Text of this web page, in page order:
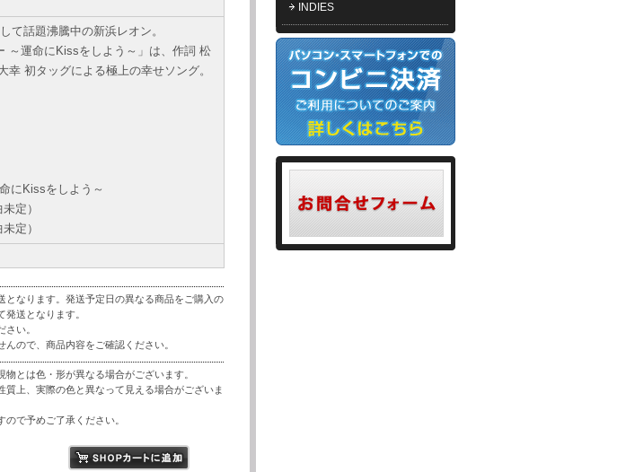
INDIES
て話題沸騰中の新浜レオン。
～運命にKissをしよう～」は、作詞 松
幸 初タッグによる極上の幸せソング。
にKissをしよう～
定）
定）
となります。発送予定日の異なる商品をご購入の
送となります。
い。
ので、商品内容をご確認ください。
とは色・形が異なる場合がございます。
質上、実際の色と異なって見える場合がございま
で予めご了承ください。